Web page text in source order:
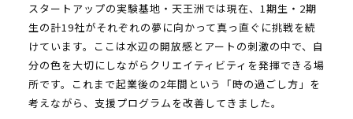
スタートアップの実験基地・天王洲では現在、1期生・2期
生の計19社がそれぞれの夢に向かって真っ直ぐに挑戦を続
けています。ここは水辺の開放感とアートの刺激の中で、自
分の色を大切にしながらクリエイティビティを発揮できる場
所です。これまで起業後の2年間という「時の過ごし方」を
考えながら、支援プログラムを改善してきました。